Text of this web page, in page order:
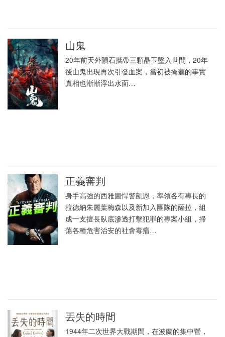
山鬼
20年前天外隕石攜帶三顆晶玉墜入世間，20年
後山鬼出現再次引發血案，當初被掩蓋的事實
真相也漸漸浮出水面…
正義審判
身手高強的西雅圖悍警凱恩，率領各有專長的
拉德納朱麗葉梅森以及新加入團隊的薩拉，組
成一支擅長臥底滲透打擊犯罪的專案小組，掃
蕩各種危害治安的社會毒瘤…
丟失的時間
1944年二次世界大戰期間，在波蘭的集中營，